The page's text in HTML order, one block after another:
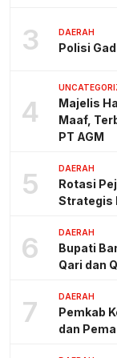
3 DAERAH
Polisi
4
Majelis
Maaf,
PT AGM
5 DAERAH
Rotasi
Strategis
6 DAERAH
Bupati
Qari dan
7 DAERAH
Pemkab
dan